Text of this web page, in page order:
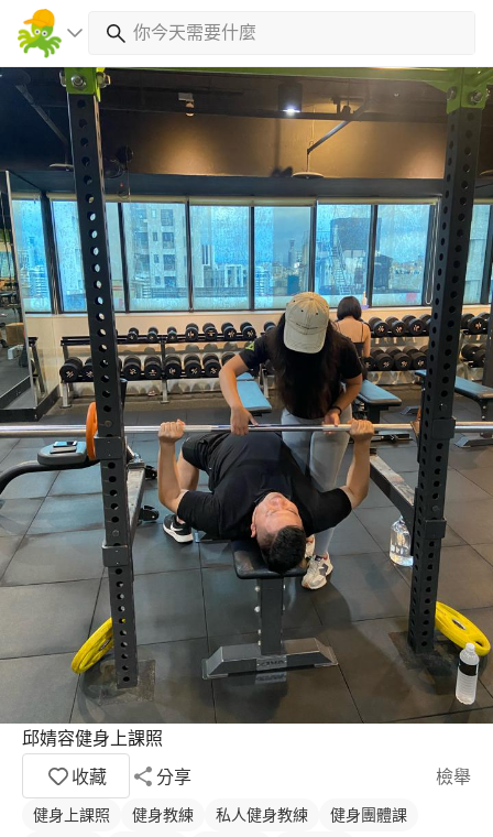
邱婧容健身上課照
收藏
分享 檢舉
健身上課照 健身教練 私人健身教練
健身團體課